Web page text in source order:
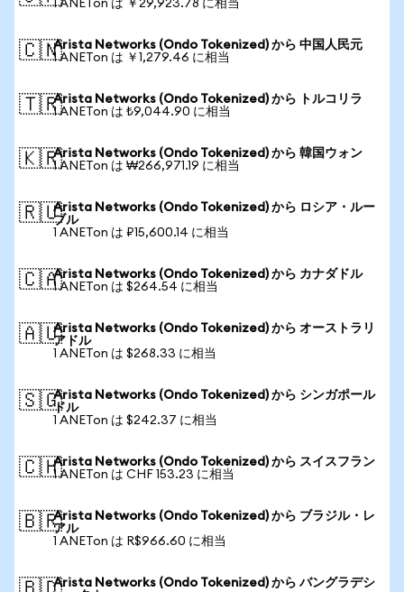
1 ANETon は ￥29,923.78 に相当
🇨🇳Arista Networks (Ondo Tokenized) から 中国人民元
1 ANETon は ￥1,279.46 に相当
🇹🇷Arista Networks (Ondo Tokenized) から トルコリラ
1 ANETon は ₺9,044.90 に相当
🇰🇷Arista Networks (Ondo Tokenized) から 韓国ウォン
1 ANETon は ₩266,971.19 に相当
🇷🇺Arista Networks (Ondo Tokenized) から ロシア・ルー
ブル
1 ANETon は ₽15,600.14 に相当
🇨🇦Arista Networks (Ondo Tokenized) から カナダドル
1 ANETon は $264.54 に相当
🇦🇺Arista Networks (Ondo Tokenized) から オーストラリ
アドル
1 ANETon は $268.33 に相当
🇸🇬Arista Networks (Ondo Tokenized) から シンガポール
ドル
1 ANETon は $242.37 に相当
🇨🇭Arista Networks (Ondo Tokenized) から スイスフラン
1 ANETon は CHF 153.23 に相当
🇧🇷Arista Networks (Ondo Tokenized) から ブラジル・レ
アル
1 ANETon は R$966.60 に相当
Arista Networks (Ondo Tokenized) から バングラデシ